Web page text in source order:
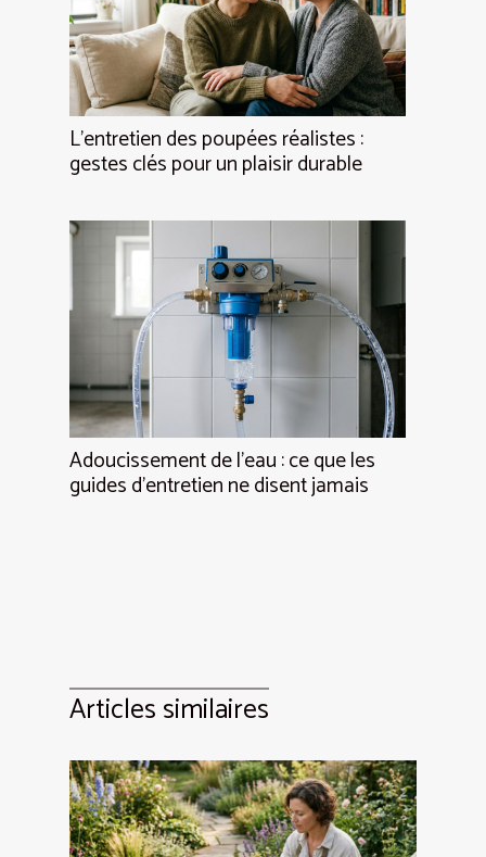
L’entretien des poupées réalistes :
gestes clés pour un plaisir durable
Adoucissement de l’eau : ce que les
guides d’entretien ne disent jamais
Articles similaires